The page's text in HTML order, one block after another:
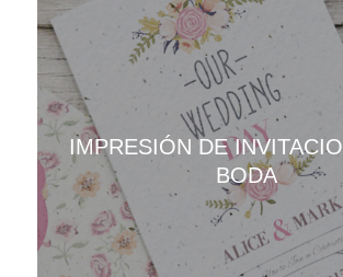
IMPRESIÓN DE
BODA